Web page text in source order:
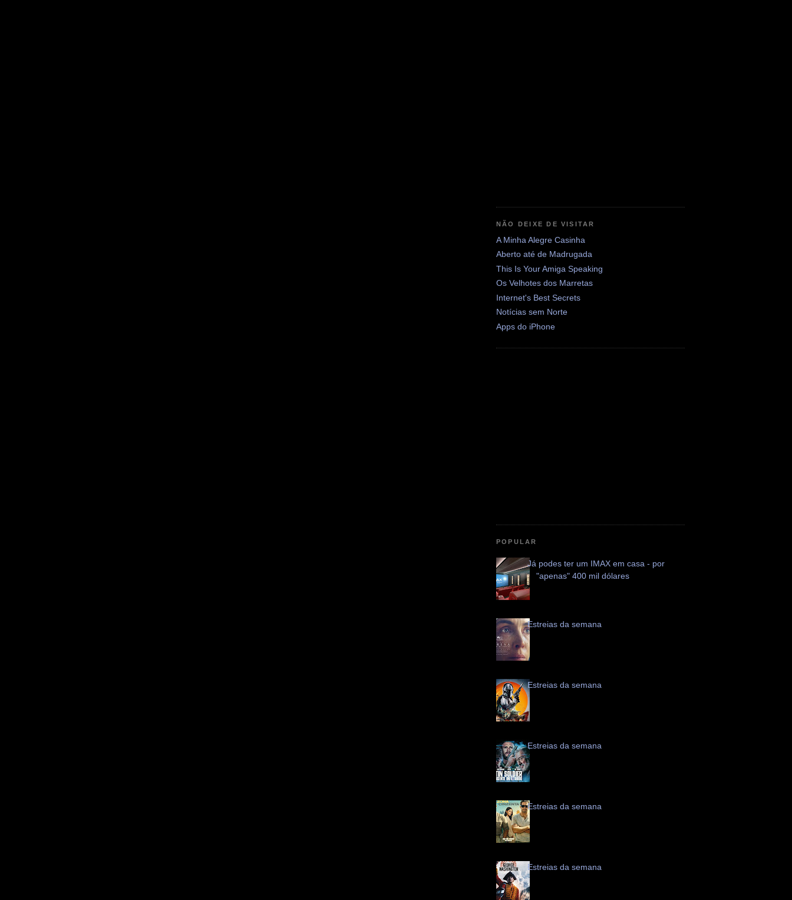
NÃO DEIXE DE VISITAR
A Minha Alegre Casinha
Aberto até de Madrugada
This Is Your Amiga Speaking
Os Velhotes dos Marretas
Internet's Best Secrets
Notícias sem Norte
Apps do iPhone
POPULAR
Já podes ter um IMAX em casa - por
"apenas" 400 mil dólares
Estreias da semana
Estreias da semana
Estreias da semana
Estreias da semana
Estreias da semana